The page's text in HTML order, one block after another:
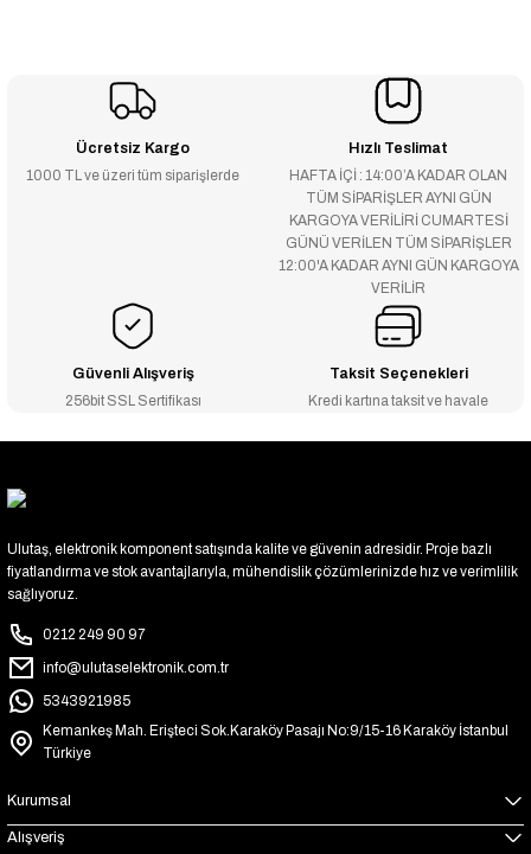
Ücretsiz Kargo
1000 TL ve üzeri tüm siparişlerde
Hızlı Teslimat
HAFTA İÇİ : 14:00’A KADAR OLAN
TÜM SİPARİŞLER AYNI GÜN
KARGOYA VERİLİRİ CUMARTESİ
GÜNÜ VERİLEN TÜM SİPARİŞLER
12:00'A KADAR AYNI GÜN KARGOYA
VERİLİR
Güvenli Alışveriş
256bit SSL Sertifikası
Taksit Seçenekleri
Kredi kartına taksit ve havale
Ulutaş, elektronik komponent satışında kalite ve güvenin adresidir. Proje bazlı
fiyatlandırma ve stok avantajlarıyla, mühendislik çözümlerinizde hız ve verimlilik
sağlıyoruz.
0212 249 90 97
info@ulutaselektronik.com.tr
5343921985
Kemankeş Mah. Erişteci Sok.Karaköy Pasajı No:9/15-16 Karaköy İstanbul
Türkiye
Kurumsal
Alışveriş